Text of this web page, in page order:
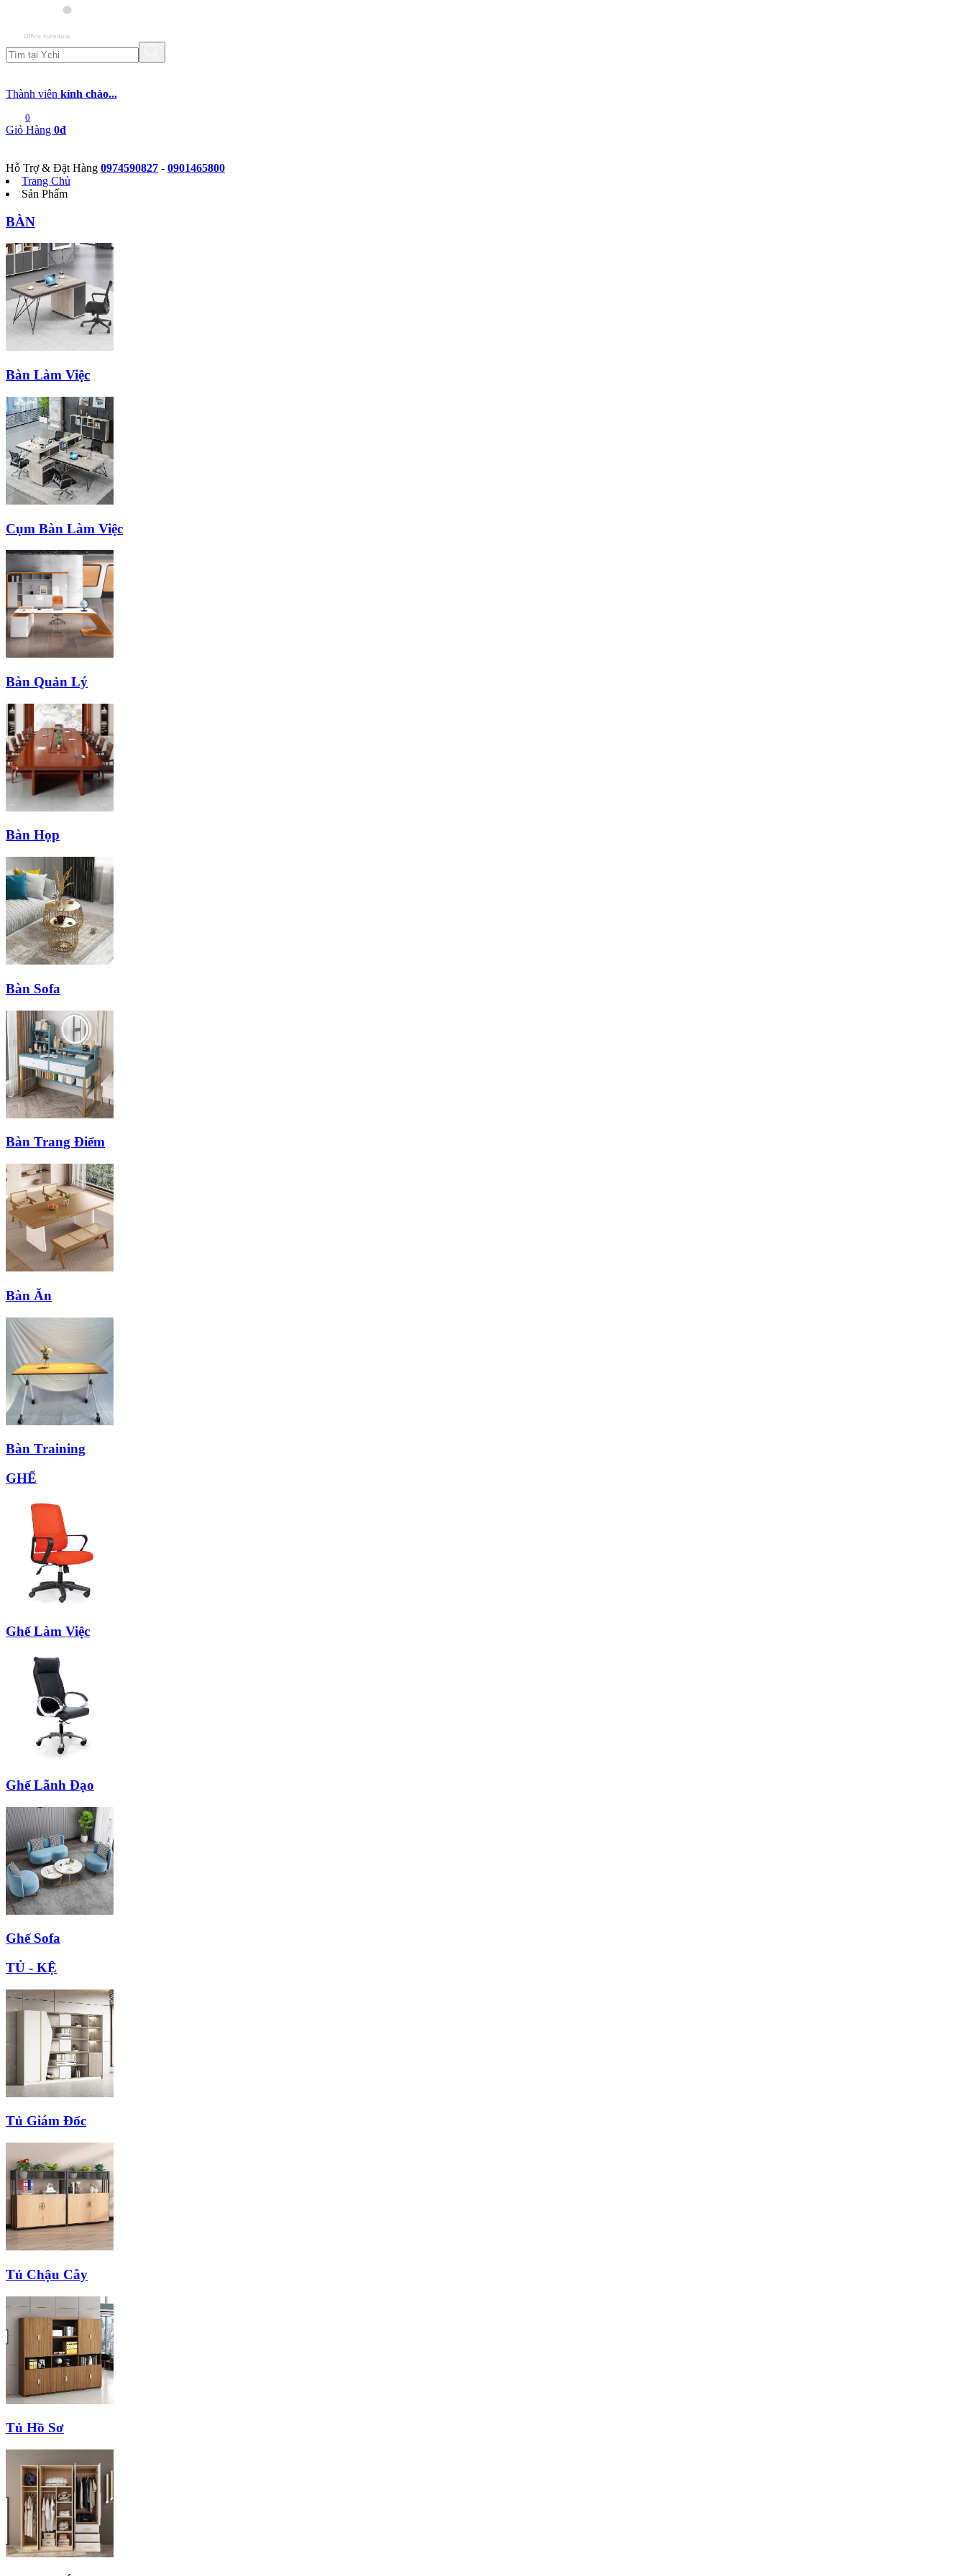
Thành viên kính chào...
0
Giỏ Hàng 0đ
Hỗ Trợ & Đặt Hàng 0974590827 - 0901465800
Trang Chủ
Sản Phẩm
BÀN
Bàn Làm Việc
Cụm Bàn Làm Việc
Bàn Quản Lý
Bàn Họp
Bàn Sofa
Bàn Trang Điểm
Bàn Ăn
Bàn Training
GHẾ
Ghế Làm Việc
Ghế Lãnh Đạo
Ghế Sofa
TỦ - KỆ
Tủ Giám Đốc
Tủ Chậu Cây
Tủ Hồ Sơ